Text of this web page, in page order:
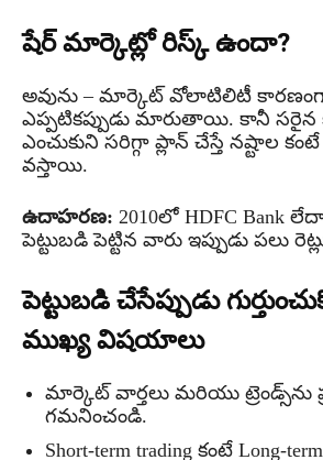
షేర్ మార్కెట్లో రిస్క్ ఉందా?
అవును – మార్కెట్ వోలాటిలిటీ
ఎప్పటికప్పుడు మారుతాయి. కానీ సరైన
ఎంచుకుని సరిగ్గా ప్లాన్ చేస్తే నష్టాల
వస్తాయి.
ఉదాహరణ: 2010లో HDFC Bank
పెట్టుబడి పెట్టిన వారు ఇప్పుడు పలు
పెట్టుబడి చేసేప్పుడు
ముఖ్య విషయాలు
మార్కెట్ వార్తలు మరియు ట్రెండ్స్‌ను
గమనించండి.
Short-term trading కంటే Long-